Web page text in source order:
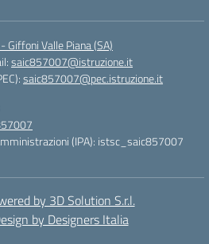
Giffoni Valle Piana (SA)
saic857007@istruzione.it
saic857007@pec.istruzione.it
(IPA): istsc_saic857007
by 3D Solution S.r.l.
by Designers Italia